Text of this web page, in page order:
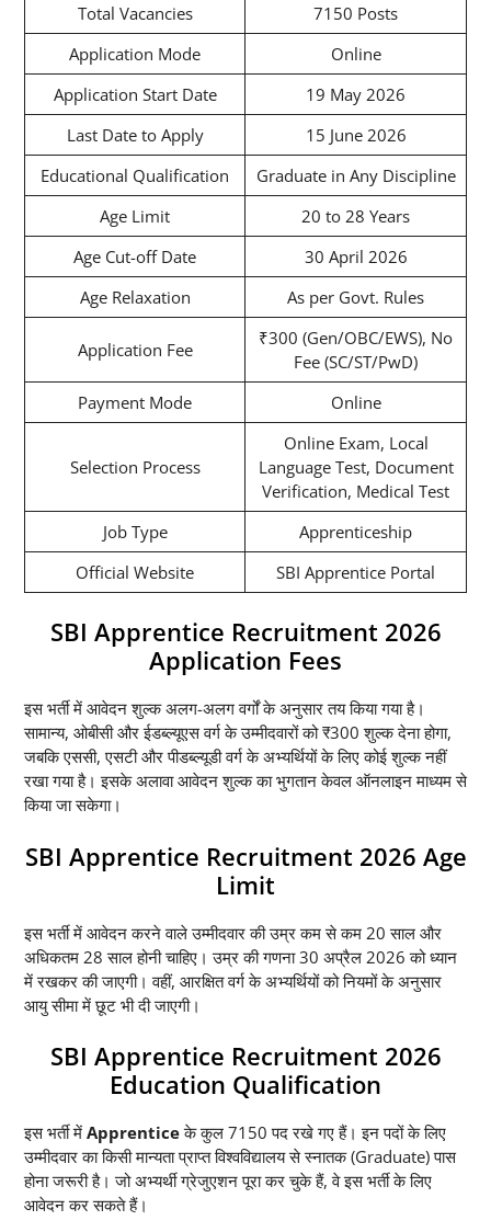
Total Vacancies
7150 Posts
Application Mode
Online
Application Start Date
19 May 2026
Last Date to Apply
15 June 2026
Educational Qualification
Graduate in Any Discipline
Age Limit
20 to 28 Years
Age Cut-off Date
30 April 2026
Age Relaxation
As per Govt. Rules
Application Fee
₹300 (Gen/OBC/EWS), No
Fee (SC/ST/PwD)
Payment Mode
Online
Selection Process
Online Exam, Local
Language Test, Document
Verification, Medical Test
Job Type
Apprenticeship
Official Website
SBI Apprentice Portal
SBI Apprentice Recruitment 2026
Application Fees
इस भर्ती में आवेदन शुल्क अलग-अलग वर्गों के अनुसार तय किया गया है।
सामान्य, ओबीसी और ईडब्ल्यूएस वर्ग के उम्मीदवारों को ₹300 शुल्क देना होगा,
जबकि एससी, एसटी और पीडब्ल्यूडी वर्ग के अभ्यर्थियों के लिए कोई शुल्क नहीं
रखा गया है। इसके अलावा आवेदन शुल्क का भुगतान केवल ऑनलाइन माध्यम से
किया जा सकेगा।
SBI Apprentice Recruitment 2026 Age
Limit
इस भर्ती में आवेदन करने वाले उम्मीदवार की उम्र कम से कम 20 साल और
अधिकतम 28 साल होनी चाहिए। उम्र की गणना 30 अप्रैल 2026 को ध्यान
में रखकर की जाएगी। वहीं, आरक्षित वर्ग के अभ्यर्थियों को नियमों के अनुसार
आयु सीमा में छूट भी दी जाएगी।
SBI Apprentice Recruitment 2026
Education Qualification
इस भर्ती में Apprenticeके कुल 7150 पद रखे गए हैं। इन पदों के लिए
उम्मीदवार का किसी मान्यता प्राप्त विश्वविद्यालय से स्नातक (Graduate) पास
होना जरूरी है। जो अभ्यर्थी ग्रेजुएशन पूरा कर चुके हैं, वे इस भर्ती के लिए
आवेदन कर सकते हैं।